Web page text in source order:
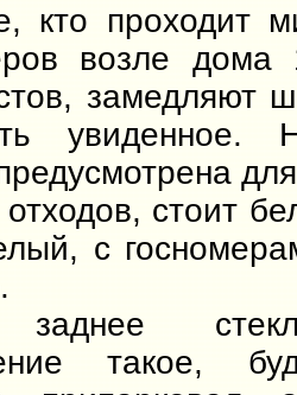
проходит
возле
замедляют
увиденное.
стоит
с
заднее
такое,